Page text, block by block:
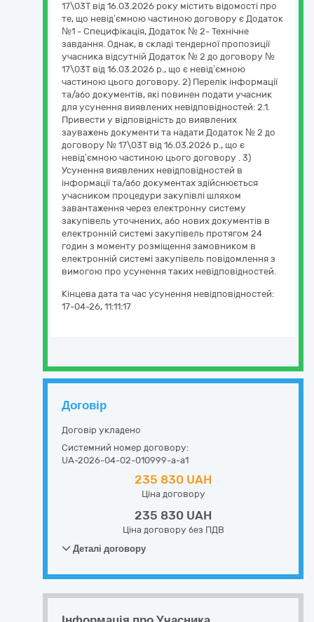
17\03Т від 16.03.2026 року містить відомості про
те, що невід’ємною частиною договору є Додаток
№1 - Специфікація, Додаток № 2- Технічне
завдання. Однак, в складі тендерної пропозиції
учасника відсутній Додаток № 2 до договору №
17\03Т від 16.03.2026 р., що є невід’ємною
частиною цього договору. 2) Перелік інформації
та/або документів, які повинен подати учасник
для усунення виявлених невідповідностей: 2.1.
Привести у відповідність до виявлених
зауважень документи та надати Додаток № 2 до
договору № 17\03Т від 16.03.2026 р., що є
невід’ємною частиною цього договору . 3)
Усунення виявлених невідповідностей в
інформації та/або документах здійснюється
учасником процедури закупівлі шляхом
завантаження через електронну систему
закупівель уточнених, або нових документів в
електронній системі закупівель протягом 24
годин з моменту розміщення замовником в
електронній системі закупівель повідомлення з
вимогою про усунення таких невідповідностей.
Кінцева дата та час усунення невідповідностей:
17-04-26, 11:11:17
Договір
Договір укладено
Системний номер договору:
UA-2026-04-02-010999-a-a1
235 830 UAH
Ціна договору
235 830 UAH
Ціна договору без ПДВ
Деталі договору